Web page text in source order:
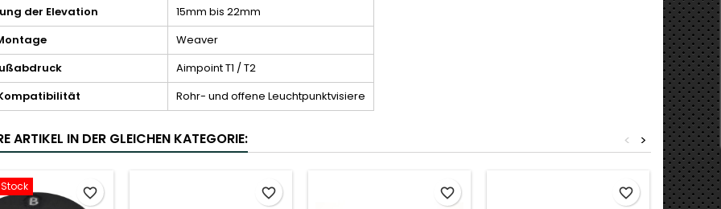
der Elevation
15mm bis 22mm
Weaver
Aimpoint T1 / T2
Rohr- und offene Leuchtpunktvisiere
ARTIKEL IN DER GLEICHEN KATEGORIE: >
<
favorite_border favorite_border favorite_border favorite_border